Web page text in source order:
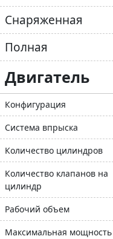
Снаряженная
Полная
Двигатель
Конфигурация
Система впрыска
Количество цилиндров
Количество клапанов на
цилиндр
Рабочий объем
Максимальная мощность